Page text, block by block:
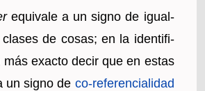
equi­va­le a un signo de igual­
de cosas; en la iden­ti­fi­
exac­to decir que en estas
un signo de co-re­fe­ren­cia­li­dad